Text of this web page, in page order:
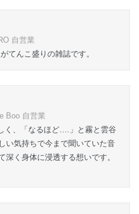
自営業
てんこ盛りの雑誌です。
Boo 自営業
く、「なるほど….」と霧と雲谷
い気持ちで今まで聞いていた音
深く身体に浸透する想いです。